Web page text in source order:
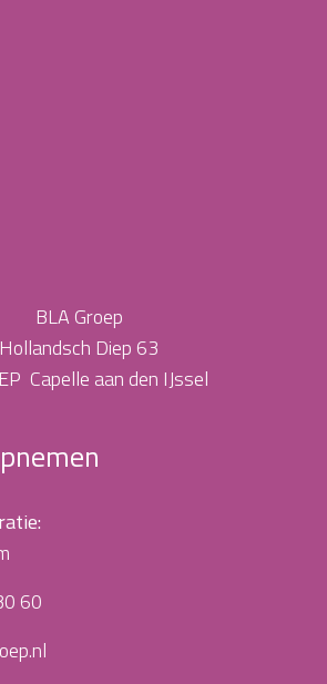
BLA Groep
Hollandsch Diep 63
Capelle aan den IJssel
60